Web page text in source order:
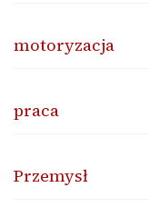
motoryzacja
praca
Przemysł